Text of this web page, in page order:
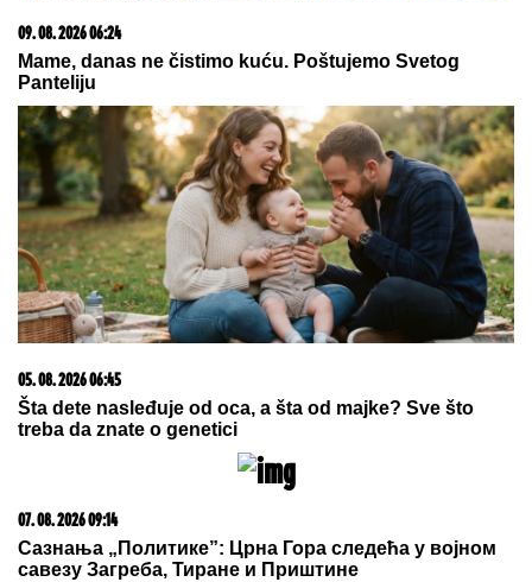
09. 08. 2026 06:20
Brutalno udarila protivnicu, pa zapalila mreže objavom:
"Privilegijha belaca" VIDEO
06. 08. 2026 07:08